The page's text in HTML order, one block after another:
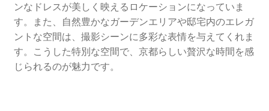
ンなドレスが美しく映えるロケーションになっていま
す。また、自然豊かなガーデンエリアや邸宅内のエレガ
ントな空間は、撮影シーンに多彩な表情を与えてくれま
す。こうした特別な空間で、京都らしい贅沢な時間を感
じられるのが魅力です。